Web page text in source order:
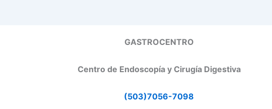
GASTROCENTRO
Centro de Endoscopía y Cirugía Digestiva
(503)7056-7098